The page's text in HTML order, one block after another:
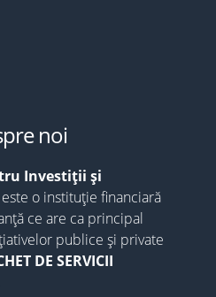
noi
Investiții și
este o instituție financiară
ce are ca principal
publice și private
DE SERVICII